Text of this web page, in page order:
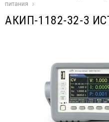
питания
АКИП-1182-32-3